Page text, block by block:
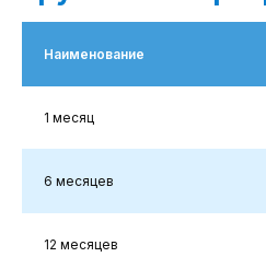
Наименование
1 месяц
6 месяцев
12 месяцев